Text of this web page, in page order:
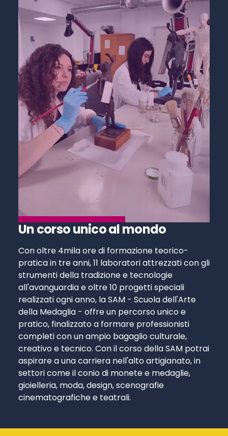
Un corso unico al mondo
Con oltre 4mila ore di formazione teorico-
pratica in tre anni, 11 laboratori attrezzati con gli
strumenti della tradizione e tecnologie
all'avanguardia e oltre 10 progetti speciali
realizzati ogni anno, la SAM - Scuola dell'Arte
della Medaglia - offre un percorso unico e
pratico, finalizzato a formare professionisti
completi con un ampio bagaglio culturale,
creativo e tecnico. Con il corso della SAM potrai
aspirare a una carriera nell'alto artigianato, in
settori come il conio di monete e medaglie,
gioielleria, moda, design, scenografie
cinematografiche e teatrali.